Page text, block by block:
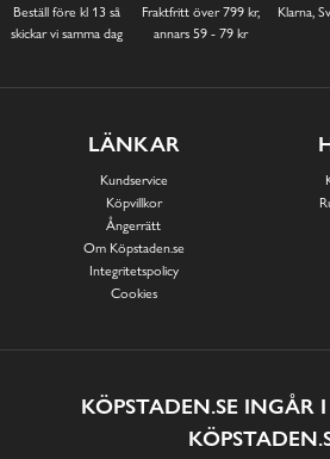
Beställ före kl 13 så
skickar vi samma dag
Fraktfritt över 799 kr,
annars 59 - 79 kr
Klarna,
LÄNKAR
Kundservice
Köpvillkor
Ångerrätt
Om Köpstaden.se
Integritetspolicy
Cookies
KÖPSTADEN.SE INGÅR